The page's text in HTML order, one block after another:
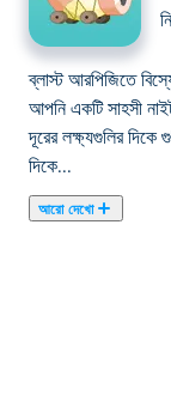
ব্লাস্ট আরপিজিতে
আপনি একটি সাহসী
দূরের লক্ষ্যগুলির দিকে
দিকে...
আরো দেখো
দূরের লক্ষ্যগুলির
দিকে উড়ে শত্রুদের
আপনি যদি একটি